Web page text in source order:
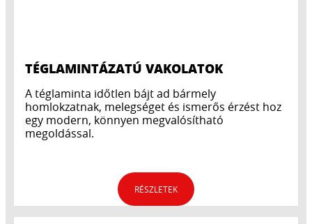
TÉGLAMINTÁZATÚ VAKOLATOK
A téglaminta időtlen bájt ad bármely
homlokzatnak, melegséget és ismerős érzést hoz
egy modern, könnyen megvalósítható
megoldással.
RÉSZLETEK